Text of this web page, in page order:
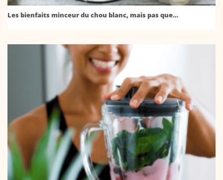
Les bienfaits minceur du chou blanc, mais pas que…